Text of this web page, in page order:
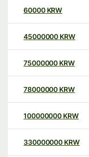
60000 KRW
45000000 KRW
75000000 KRW
78000000 KRW
100000000 KRW
330000000 KRW